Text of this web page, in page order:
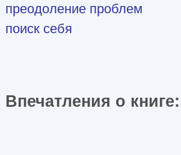
преодоление проблем
поиск себя
Впечатления о книге: